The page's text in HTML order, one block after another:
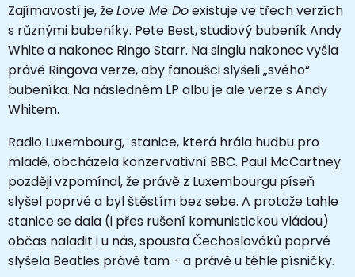
Zajímavostí je, žeLove Me Doexistuje ve třech verzích
s různými bubeníky. Pete Best, studiový bubeník Andy
White a nakonec Ringo Starr. Na singlu nakonec vyšla
právě Ringova verze, aby fanoušci slyšeli „svého“
bubeníka. Na následném LP albu je ale verze s Andy
Whitem.
Radio Luxembourg, stanice, která hrála hudbu pro
mladé, obcházela konzervativní BBC. Paul McCartney
později vzpomínal, že právě z Luxembourgu píseň
slyšel poprvé a byl štěstím bez sebe. A protože tahle
stanice se dala (i přes rušení komunistickou vládou)
občas naladit i u nás, spousta Čechoslováků poprvé
slyšela Beatles právě tam - a právě u téhle písničky.